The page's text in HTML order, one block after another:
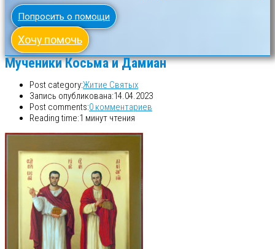
Попросить о помощи
Хочу помочь
Мученики Косьма и Дамиан
Post category:Житие Святых
Запись опубликована:14.04.2023
Post comments:0 комментариев
Reading time:1 минут чтения